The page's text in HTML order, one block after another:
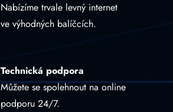
Nabízíme trvale levný internet
ve výhodných balíčcích.
Technická podpora
Můžete se spolehnout na online
podporu 24/7.